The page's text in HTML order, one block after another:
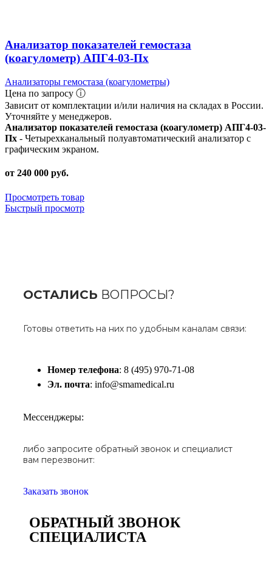
Анализатор показателей гемостаза
(коагулометр) АПГ4-03-Пх
Анализаторы гемостаза (коагулометры)
Цена по запросу ⓘ
Зависит от комплектации и/или наличия на складах в России.
Уточняйте у менеджеров.
Анализатор показателей гемостаза (коагулометр) АПГ4-03-
Пх - Четырехканальный полуавтоматический анализатор с
графическим экраном.
от 240 000 руб.
Просмотреть товар
Быстрый просмотр
ОСТАЛИСЬ ВОПРОСЫ?
Готовы ответить на них по удобным каналам связи:
Номер телефона: 8 (495) 970-71-08
Эл. почта: info@smamedical.ru
Мессенджеры:
либо запросите обратный звонок и специалист
вам перезвонит:
Заказать звонок
ОБРАТНЫЙ ЗВОНОК
СПЕЦИАЛИСТА